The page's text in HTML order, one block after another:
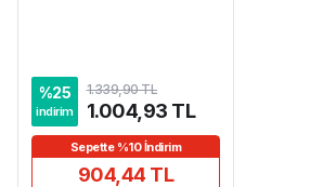
%25
indirim
1.339,90 TL
1.004,93 TL
Sepette %10 İndirim
904,44 TL